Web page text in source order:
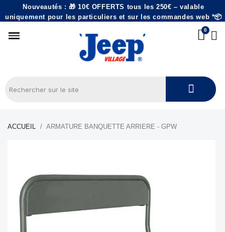
Nouveautés : 🎁 10€ OFFERTS tous les 250€ – valable
uniquement pour les particuliers et sur les commandes web *📦
ACCUEIL ARMATURE BANQUETTE ARRIERE - GPW